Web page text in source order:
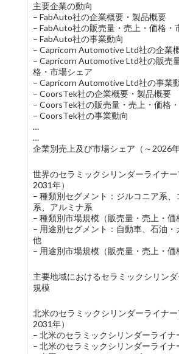
主要企業の動向
– FabAuto社の企業概要・製品概要
– FabAuto社の販売量・売上・価格・
– FabAuto社の事業動向
– Capricorn Automotive Ltd社の企業
– Capricorn Automotive Ltd社の販売
格・市場シェア
– Capricorn Automotive Ltd社の事業
– CoorsTek社の企業概要・製品概要
– CoorsTek社の販売量・売上・価格
– CoorsTek社の事業動向
…
…
企業別売上及び市場シェア（～2026年
世界のセラミックシリンダーライナ
2031年）
– 種類別セグメント：ジルコニア系、
系、アルミナ系
– 種類別市場規模（販売量・売上・価
– 用途別セグメント：自動車、石油
他
– 用途別市場規模（販売量・売上・価
主要地域におけるセラミックシリン
規模
北米のセラミックシリンダーライナ
2031年）
– 北米のセラミックシリンダーライナ
– 北米のセラミックシリンダーライナ